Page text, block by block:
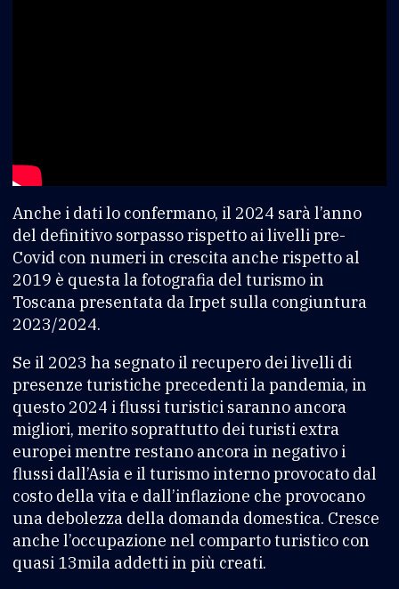
Anche i dati lo confermano, il 2024 sarà l’anno
del definitivo sorpasso rispetto ai livelli pre-
Covid con numeri in crescita anche rispetto al
2019 è questa la fotografia del turismo in
Toscana presentata da Irpet sulla congiuntura
2023/2024.
Se il 2023 ha segnato il recupero dei livelli di
presenze turistiche precedenti la pandemia, in
questo 2024 i flussi turistici saranno ancora
migliori, merito soprattutto dei turisti extra
europei mentre restano ancora in negativo i
flussi dall’Asia e il turismo interno provocato dal
costo della vita e dall’inflazione che provocano
una debolezza della domanda domestica. Cresce
anche l’occupazione nel comparto turistico con
quasi 13mila addetti in più creati.